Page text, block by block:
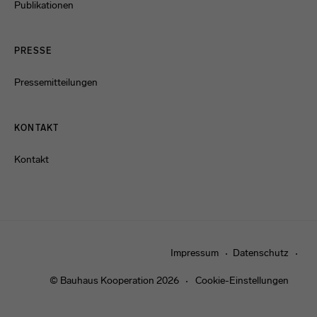
Publikationen
PRESSE
Pressemitteilungen
KONTAKT
Kontakt
Impressum Datenschutz
© Bauhaus Kooperation 2026 Cookie-Einstellungen